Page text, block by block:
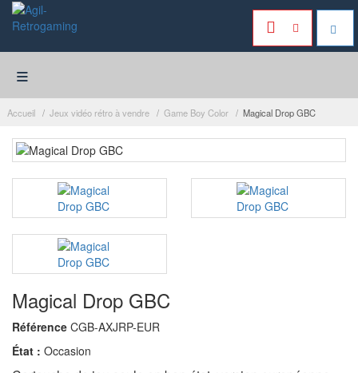
≡
Accueil Jeux vidéo rétro à vendre Game Boy Color Magical Drop GBC
Magical Drop GBC
Référence CGB-AXJRP-EUR
État : Occasion